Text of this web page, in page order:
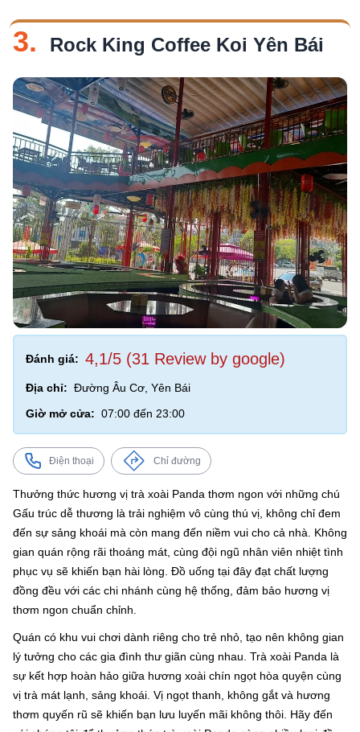
3. Rock King Coffee Koi Yên Bái
Đánh giá: 4,1/5 (31 Review by google)
Địa chỉ: Đường Âu Cơ, Yên Bái
Giờ mở cửa: 07:00 đến 23:00
Điện thoại Chỉ đường
Thưởng thức hương vị trà xoài Panda thơm ngon với những chú
Gấu trúc dễ thương là trải nghiệm vô cùng thú vị, không chỉ đem
đến sự sảng khoái mà còn mang đến niềm vui cho cả nhà. Không
gian quán rộng rãi thoáng mát, cùng đội ngũ nhân viên nhiệt tình
phục vụ sẽ khiến bạn hài lòng. Đồ uống tại đây đạt chất lượng
đồng đều với các chi nhánh cùng hệ thống, đảm bảo hương vị
thơm ngon chuẩn chỉnh.
Quán có khu vui chơi dành riêng cho trẻ nhỏ, tạo nên không gian
lý tưởng cho các gia đình thư giãn cùng nhau. Trà xoài Panda là
sự kết hợp hoàn hảo giữa hương xoài chín ngọt hòa quyện cùng
vị trà mát lạnh, sảng khoái. Vị ngọt thanh, không gắt và hương
thơm quyến rũ sẽ khiến bạn lưu luyến mãi không thôi. Hãy đến